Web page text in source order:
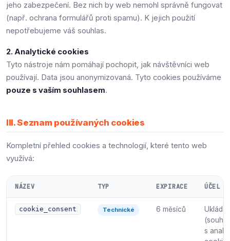
jeho zabezpečení. Bez nich by web nemohl správně fungovat
(např. ochrana formulářů proti spamu). K jejich použití
nepotřebujeme váš souhlas.
2. Analytické cookies
Tyto nástroje nám pomáhají pochopit, jak návštěvníci web
používají. Data jsou anonymizovaná. Tyto cookies používáme
pouze s vaším souhlasem.
III. Seznam používaných cookies
Kompletní přehled cookies a technologií, které tento web
využívá:
NÁZEV TYP EXPIRACE ÚČEL
cookie_consent Technické 6 měsíců
Ukládá
s